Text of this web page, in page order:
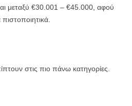
μεταξύ €30.001 – €45.000, αφού
στις πιο πάνω κατηγορίες.